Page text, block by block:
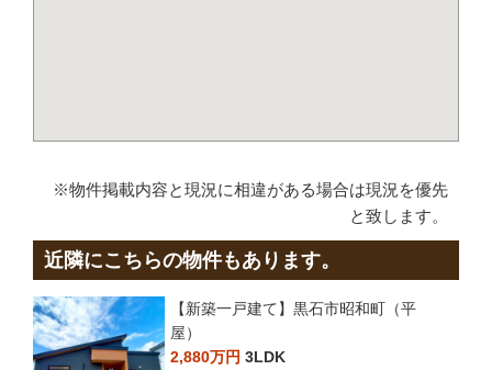
※物件掲載内容と現況に相違がある場合は現況を優先
と致します。
近隣にこちらの物件もあります。
【新築一戸建て】黒石市昭和町（平
屋）
2,880万円 3LDK